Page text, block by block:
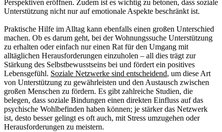
Perspektiven eröffnen. Zudem ist es wichtig zu betonen, dass soziale
Unterstützung nicht nur auf emotionale Aspekte beschränkt ist.
Praktische Hilfe im Alltag kann ebenfalls einen großen Unterschied
machen. Ob es darum geht, bei der Wohnungssuche Unterstützung
zu erhalten oder einfach nur einen Rat für den Umgang mit
alltäglichen Herausforderungen einzuholen – all dies trägt zur
Stärkung des Selbstbewusstseins bei und fördert ein positives
Lebensgefühl. Soziale Netzwerke sind entscheidend, um diese Art
von Unterstützung zu gewährleisten und den Austausch zwischen
großen Menschen zu fördern. Es gibt zahlreiche Studien, die
belegen, dass soziale Bindungen einen direkten Einfluss auf das
psychische Wohlbefinden haben können; je stärker das Netzwerk
ist, desto besser gelingt es oft auch, mit Stress umzugehen oder
Herausforderungen zu meistern.